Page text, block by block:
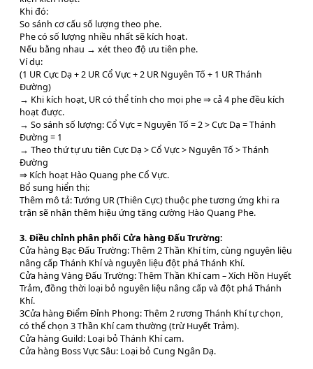
Khi đó:
So sánh cơ cấu số lượng theo phe.
Phe có số lượng nhiều nhất sẽ kích hoạt.
Nếu bằng nhau → xét theo độ ưu tiên phe.
Ví dụ:
(1 UR Cực Dạ + 2 UR Cổ Vực + 2 UR Nguyên Tố + 1 UR Thánh
Đường)
→ Khi kích hoạt, UR có thể tính cho mọi phe ⇒ cả 4 phe đều kích
hoạt được.
→ So sánh số lượng: Cổ Vực = Nguyên Tố = 2 > Cực Dạ = Thánh
Đường = 1
→ Theo thứ tự ưu tiên Cực Dạ > Cổ Vực > Nguyên Tố > Thánh
Đường
⇒ Kích hoạt Hào Quang phe Cổ Vực.
Bổ sung hiển thị:
Thêm mô tả: Tướng UR (Thiên Cực) thuộc phe tương ứng khi ra
trận sẽ nhận thêm hiệu ứng tăng cường Hào Quang Phe.
3. Điều chỉnh phân phối Cửa hàng Đấu Trường:
Cửa hàng Bạc Đấu Trường: Thêm 2 Thần Khí tím, cùng nguyên liệu
nâng cấp Thánh Khí và nguyên liệu đột phá Thánh Khí.
Cửa hàng Vàng Đấu Trường: Thêm Thần Khí cam – Xích Hồn Huyết
Trảm, đồng thời loại bỏ nguyên liệu nâng cấp và đột phá Thánh
Khí.
3Cửa hàng Điểm Đỉnh Phong: Thêm 2 rương Thánh Khí tự chọn,
có thể chọn 3 Thần Khí cam thường (trừ Huyết Trảm).
Cửa hàng Guild: Loại bỏ Thánh Khí cam.
Cửa hàng Boss Vực Sâu: Loại bỏ Cung Ngân Dạ.